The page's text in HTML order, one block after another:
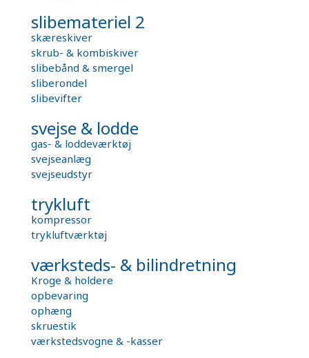
slibemateriel 2
skæreskiver
skrub- & kombiskiver
slibebånd & smergel
sliberondel
slibevifter
svejse & lodde
gas- & loddeværktøj
svejseanlæg
svejseudstyr
trykluft
kompressor
trykluftværktøj
værksteds- & bilindretning
Kroge & holdere
opbevaring
ophæng
skruestik
værkstedsvogne & -kasser